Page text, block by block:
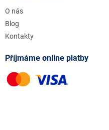
O nás
Blog
Kontakty
Příjmáme online platby